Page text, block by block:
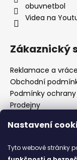
Nastavení
Tyto webové stránky
obuvnetbol
Videa na
Zákaznický
Reklamace a
Obchodní
Podmínky
Prodejny
Značky